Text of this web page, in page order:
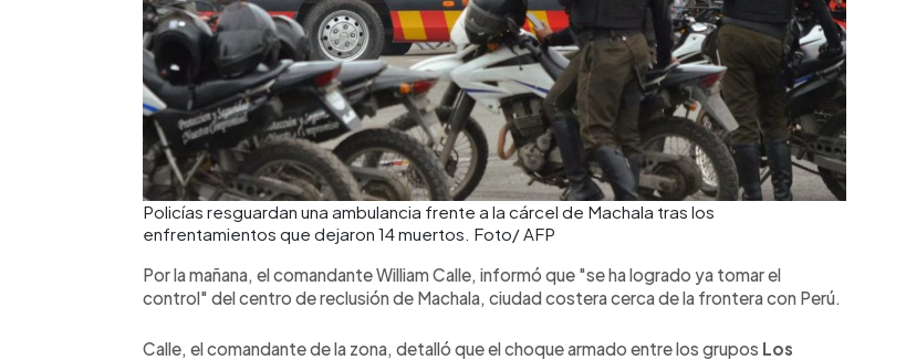
Policías resguardan una ambulancia frente a la cárcel de Machala tras los
enfrentamientos que dejaron 14 muertos. Foto/ AFP
Por la mañana, el comandante William Calle, informó que "se ha logrado ya tomar el
control" del centro de reclusión de Machala, ciudad costera cerca de la frontera con Perú.
Calle, el comandante de la zona, detalló que el choque armado entre los grupos Los